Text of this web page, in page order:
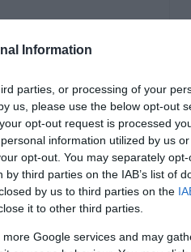
Information
parties, or processing of your
us, please use the below opt-out
opt-out request is processed
information utilized by us
opt-out. You may separately
third parties on the IAB’s list of
by us to third parties on the
it to other third parties.
Google services and may
pénze nem
tesszük az
gazdasági és
szerint